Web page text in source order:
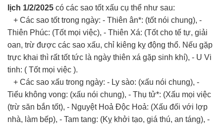
lịch 1/2/2025 có các sao tốt xấu cụ thể như sau:
+ Các sao tốt trong ngày: - Thiên ân*: (tốt nói chung), -
Thiên Phúc: (Tốt mọi việc), - Thiên Xá: (Tốt cho tế tự, giải
oan, trừ được các sao xấu, chỉ kiêng kỵ động thổ. Nếu gặp
trực khai thì rất tốt tức là ngày thiên xá gặp sinh khí), - U Vi
tinh: ( Tốt mọi việc ).
+ Các sao xấu trong ngày: - Ly sào: (xấu nói chung), -
Tiểu không vong: (xấu nói chung), - Thụ tử*: (Xấu mọi việc
(trừ săn bắn tốt), - Nguyệt Hoả Độc Hoả: (Xấu đối với lợp
nhà, làm bếp), - Tam tang: (Kỵ khởi tạo, giá thú, an táng), -